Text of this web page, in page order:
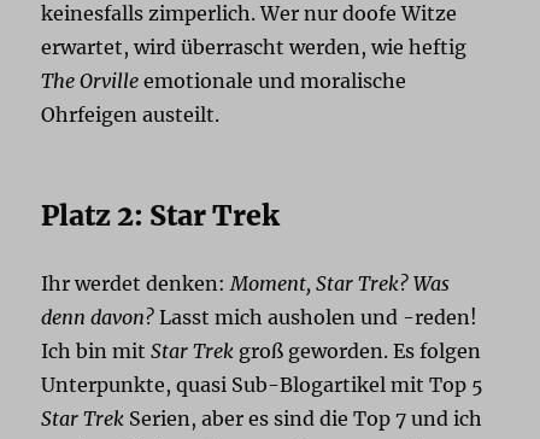
keinesfalls zimperlich. Wer nur doofe Witze
erwartet, wird überrascht werden, wie heftig
The Orville emotionale und moralische
Ohrfeigen austeilt.
Platz 2: Star Trek
Ihr werdet denken:Moment, Star Trek? Was
denn davon? Lasst mich ausholen und -reden!
Ich bin mitStar Trek groß geworden. Es folgen
Unterpunkte, quasi Sub-Blogartikel mit Top 5
Star Trek Serien, aber es sind die Top 7 und ich